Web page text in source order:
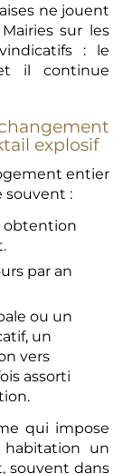
ne jouent
sur les
: le
il continue
explosif
entier
souvent :
obtention
par an
ou un
un
vers
assorti
qui impose
un
souvent dans